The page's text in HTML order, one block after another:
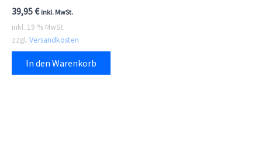
39,95€ inkl. MwSt.
inkl. 19 % MwSt.
zzgl. Versandkosten
In den Warenkorb